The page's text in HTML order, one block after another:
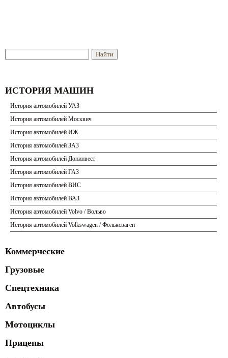
ИСТОРИЯ МАШИН
История автомобилей УАЗ
История автомобилей Москвич
История автомобилей ИЖ
История автомобилей ЗАЗ
История автомобилей Донинвест
История автомобилей ГАЗ
История автомобилей ВИС
История автомобилей ВАЗ
История автомобилей Volvo / Вольво
История автомобилей Volkswagen / Фольксваген
Коммерческие
Грузовые
Спецтехника
Автобусы
Мотоциклы
Прицепы